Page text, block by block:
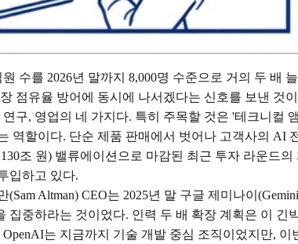
수를 2026년 말까지 8,000명 수준으로 거의 두
점유율 방어에 동시에 나서겠다는 신호를 보낸 것
구, 영업의 네 가지다. 특히 주목할 것은 '테크니컬
역할이다. 단순 제품 판매에서 벗어나 고객사의 AI
조 원) 밸류에이션으로 마감된 최근 투자 라운드
입하고 있다.
Altman) CEO는 2025년 말 구글 제미나이
집중하라는 것이었다. 인력 두 배 확장 계획은 이 긴
는 지금까지 기술 개발 중심 조직이었지만,